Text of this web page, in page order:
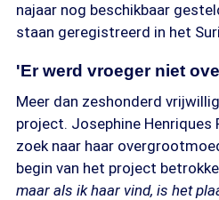
najaar nog beschikbaar
staan geregistreerd in het
'Er werd vroeger niet
Meer dan zeshonderd
project. Josephine Henriques
zoek naar haar
begin van het project
maar als ik haar vind, is het